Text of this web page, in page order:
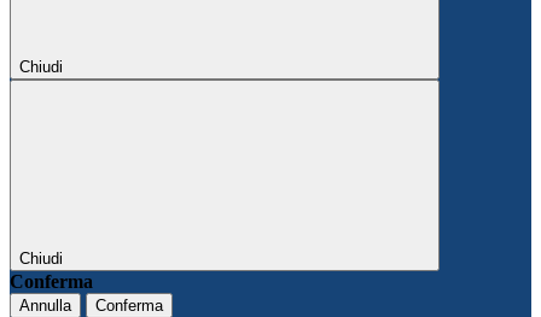
Chiudi
Chiudi
Conferma
Annulla Conferma